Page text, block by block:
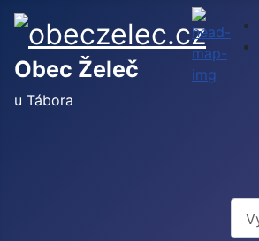
Obec Želeč
u Tábora